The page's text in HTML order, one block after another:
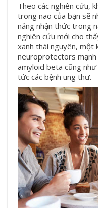
Theo các nghiên cứu,
trong não của bạn sẽ
năng nhận thức trong
nghiên cứu mới cho
xanh thái nguyên, một
neuroprotectors mạnh
amyloid beta cũng
tức các bệnh ung thư.